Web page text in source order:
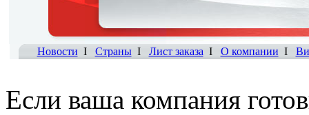
Новости I СтраныI Лист заказа I О компании I
Если ваша компания